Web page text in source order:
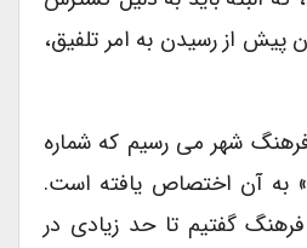
پیش از رسیدن به امر تلفیق،
شهر می رسیم که شماره
به آن اختصاص یافته است.
گفتیم تا حد زیادی در